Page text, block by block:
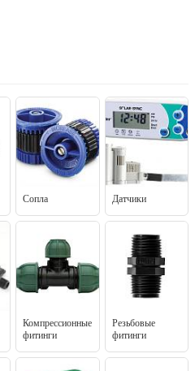
Сопла Датчики
Компрессионные
фитинги
Резьбовые
фитинги